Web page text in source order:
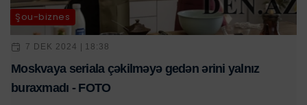
Şou-biznes
7 DEK 2024 | 18:38
Moskvaya seriala çəkilməyə gedən ərini yalnız
buraxmadı - FOTO